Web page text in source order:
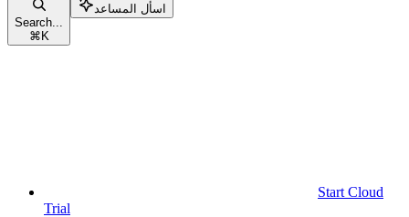
Search...
⌘ K
اسأل المساعد
Start Cloud
Trial